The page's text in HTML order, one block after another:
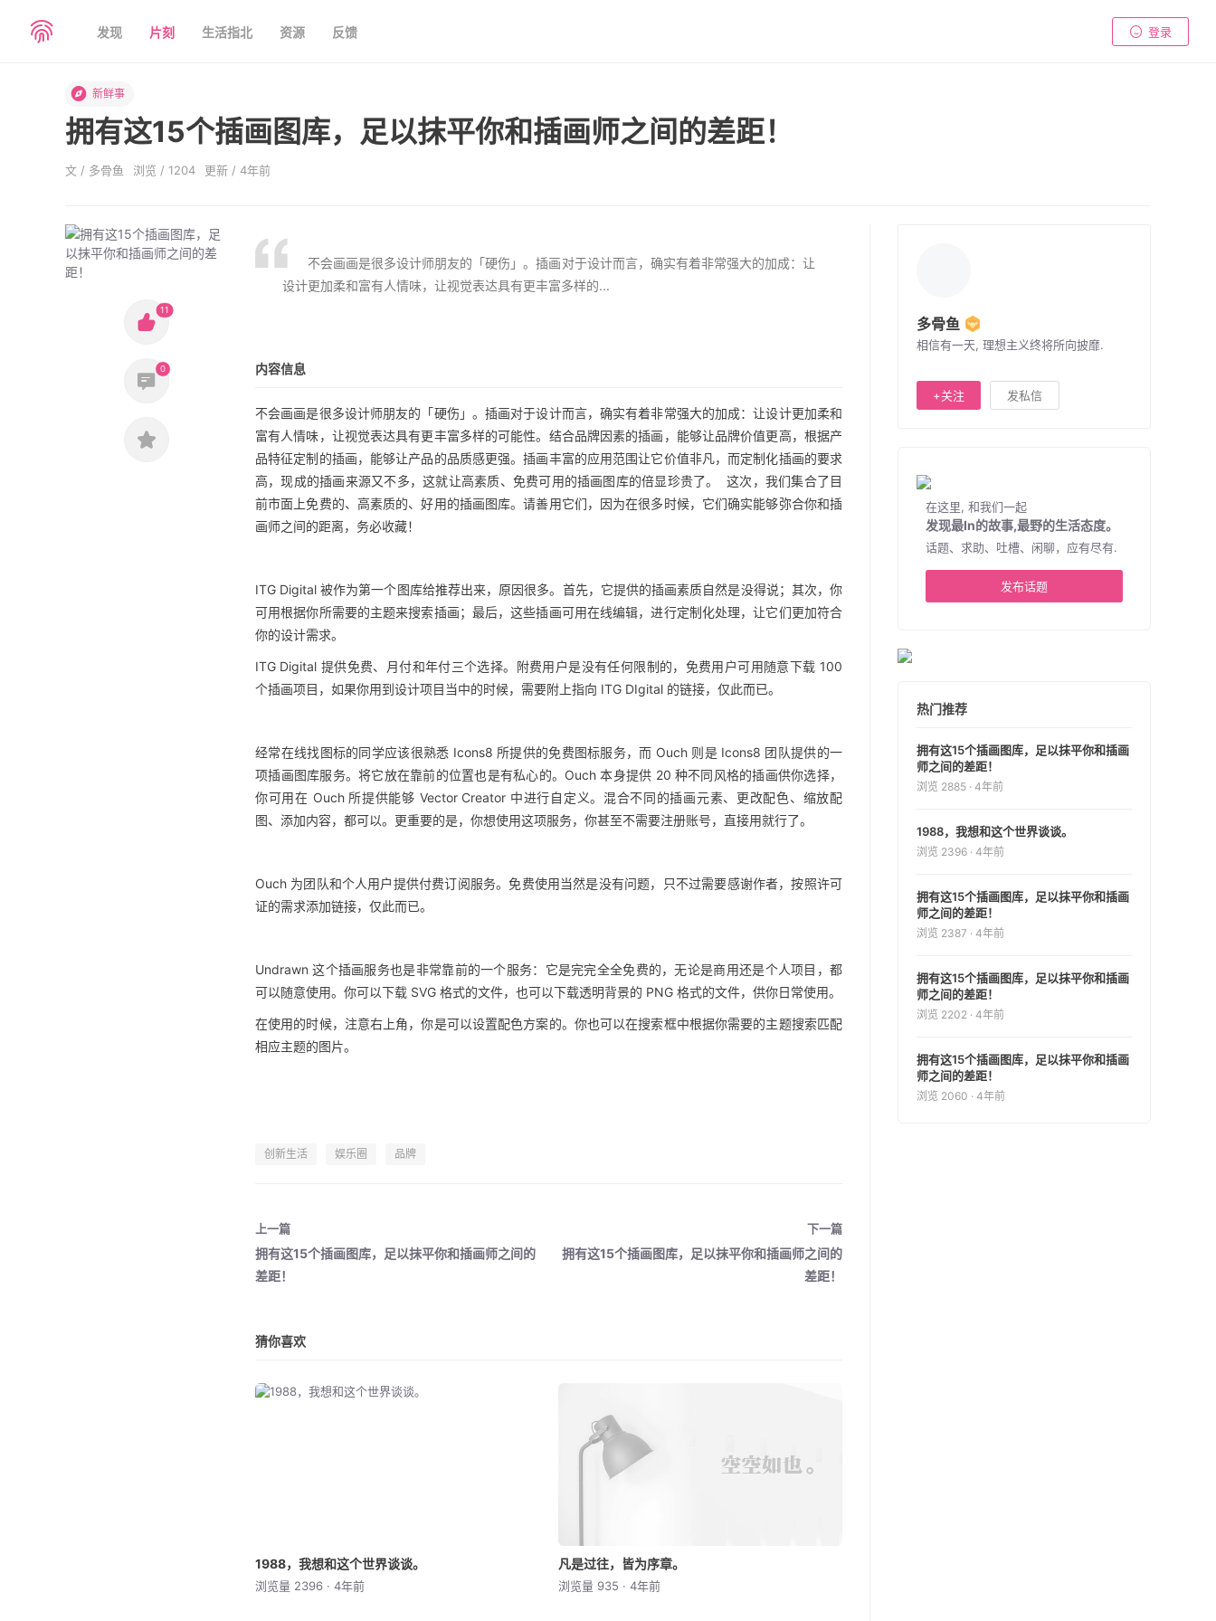
发现 片刻 生活指北 资源 反馈 登录
新鲜事
拥有这15个插画图库，足以抹平你和插画师之间的差距！
文 / 多骨鱼 浏览 / 1204 更新 / 4年前
11
0
不会画画是很多设计师朋友的「硬伤」。插画对于设计而言，确实有着非常强大的加成：让
设计更加柔和富有人情味，让视觉表达具有更丰富多样的...
内容信息
不会画画是很多设计师朋友的「硬伤」。插画对于设计而言，确实有着非常强大的加成：让设计更加柔和
富有人情味，让视觉表达具有更丰富多样的可能性。结合品牌因素的插画，能够让品牌价值更高，根据产
品特征定制的插画，能够让产品的品质感更强。插画丰富的应用范围让它价值非凡，而定制化插画的要求
高，现成的插画来源又不多，这就让高素质、免费可用的插画图库的倍显珍贵了。 这次，我们集合了目
前市面上免费的、高素质的、好用的插画图库。请善用它们，因为在很多时候，它们确实能够弥合你和插
画师之间的距离，务必收藏！
ITG Digital 被作为第一个图库给推荐出来，原因很多。首先，它提供的插画素质自然是没得说；其次，你
可用根据你所需要的主题来搜索插画；最后，这些插画可用在线编辑，进行定制化处理，让它们更加符合
你的设计需求。
ITG Digital 提供免费、月付和年付三个选择。附费用户是没有任何限制的，免费用户可用随意下载 100
个插画项目，如果你用到设计项目当中的时候，需要附上指向 ITG DIgital 的链接，仅此而已。
经常在线找图标的同学应该很熟悉 Icons8 所提供的免费图标服务，而 Ouch 则是 Icons8 团队提供的一
项插画图库服务。将它放在靠前的位置也是有私心的。Ouch 本身提供 20 种不同风格的插画供你选择，
你可用在 Ouch 所提供能够 Vector Creator 中进行自定义。混合不同的插画元素、更改配色、缩放配
图、添加内容，都可以。更重要的是，你想使用这项服务，你甚至不需要注册账号，直接用就行了。
Ouch 为团队和个人用户提供付费订阅服务。免费使用当然是没有问题，只不过需要感谢作者，按照许可
证的需求添加链接，仅此而已。
Undrawn 这个插画服务也是非常靠前的一个服务：它是完完全全免费的，无论是商用还是个人项目，都
可以随意使用。你可以下载 SVG 格式的文件，也可以下载透明背景的 PNG 格式的文件，供你日常使用。
在使用的时候，注意右上角，你是可以设置配色方案的。你也可以在搜索框中根据你需要的主题搜索匹配
相应主题的图片。
创新生活 娱乐圈 品牌
上一篇
拥有这15个插画图库，足以抹平你和插画师之间的
差距！
下一篇
拥有这15个插画图库，足以抹平你和插画师之间的
差距！
猜你喜欢
1988，我想和这个世界谈谈。
浏览量 2396 · 4年前
凡是过往，皆为序章。
浏览量 935 · 4年前
多骨鱼
相信有一天, 理想主义终将所向披靡.
+关注 发私信
在这里, 和我们一起
发现最In的故事,最野的生活态度。
话题、求助、吐槽、闲聊，应有尽有.
发布话题
热门推荐
拥有这15个插画图库，足以抹平你和插画
师之间的差距！
浏览 2885 · 4年前
1988，我想和这个世界谈谈。
浏览 2396 · 4年前
拥有这15个插画图库，足以抹平你和插画
师之间的差距！
浏览 2387 · 4年前
拥有这15个插画图库，足以抹平你和插画
师之间的差距！
浏览 2202 · 4年前
拥有这15个插画图库，足以抹平你和插画
师之间的差距！
浏览 2060 · 4年前